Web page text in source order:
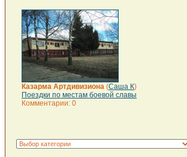
Казарма Артдивизиона (Саша К)
Поездки по местам боевой славы
Комментарии: 0